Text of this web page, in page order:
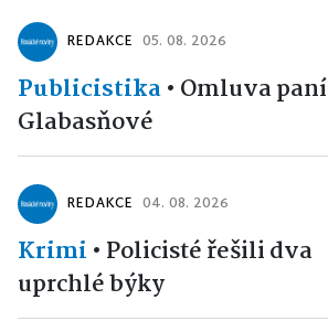
REDAKCE 05. 08. 2026
Publicistika• Omluva paní
Glabasňové
REDAKCE 04. 08. 2026
Krimi • Policisté řešili dva
uprchlé býky